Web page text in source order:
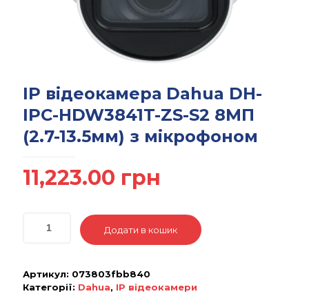
IP відеокамера Dahua DH-
IPC-HDW3841T-ZS-S2 8МП
(2.7-13.5мм) з мікрофоном
11,223.00 грн
Додати в кошик
Артикул: 073803fbb840
Категорії: Dahua, IP відеокамери